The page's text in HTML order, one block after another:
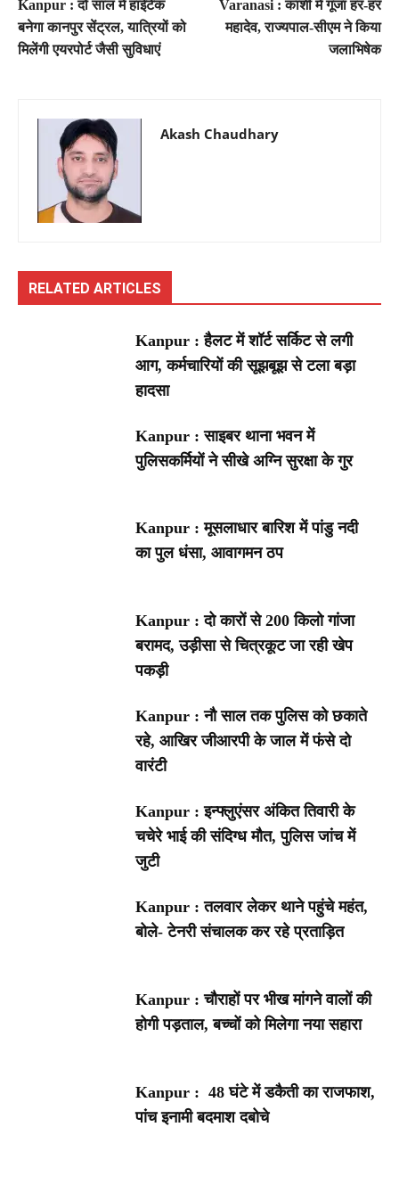
Kanpur : दो साल में हाईटेक
बनेगा कानपुर सेंट्रल, यात्रियों को
मिलेंगी एयरपोर्ट जैसी सुविधाएं
Varanasi : काशी में गूंजा हर-हर
महादेव, राज्यपाल-सीएम ने किया
जलाभिषेक
Akash Chaudhary
RELATED ARTICLES
Kanpur : हैलट में शॉर्ट सर्किट से लगी
आग, कर्मचारियों की सूझबूझ से टला बड़ा
हादसा
Kanpur : साइबर थाना भवन में
पुलिसकर्मियों ने सीखे अग्नि सुरक्षा के गुर
Kanpur : मूसलाधार बारिश में पांडु नदी
का पुल धंसा, आवागमन ठप
Kanpur : दो कारों से 200 किलो गांजा
बरामद, उड़ीसा से चित्रकूट जा रही खेप
पकड़ी
Kanpur : नौ साल तक पुलिस को छकाते
रहे, आखिर जीआरपी के जाल में फंसे दो
वारंटी
Kanpur : इन्फ्लुएंसर अंकित तिवारी के
चचेरे भाई की संदिग्ध मौत, पुलिस जांच में
जुटी
Kanpur : तलवार लेकर थाने पहुंचे महंत,
बोले- टेनरी संचालक कर रहे प्रताड़ित
Kanpur : चौराहों पर भीख मांगने वालों की
होगी पड़ताल, बच्चों को मिलेगा नया सहारा
Kanpur : 48 घंटे में डकैती का राजफाश,
पांच इनामी बदमाश दबोचे